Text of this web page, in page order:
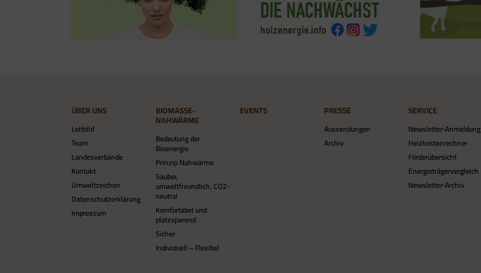
ÜBER UNS
Leitbild
Team
Landesverbände
Kontakt
Umweltzeichen
Datenschutzerklärung
Impressum
BIOMASSE-
NAHWÄRME
Bedeutung der
Bioenergie
Prinzip Nahwärme
Sauber,
umweltfreundlich, CO2-
neutral
Komfortabel und
platzsparend
Sicher
Individuell – Flexibel
EVENTS PRESSE
Aussendungen
Archiv
SERVICE
Newsletter-Anmeldung
Heizkostenrechner
Förderübersicht
Energieträgervergleich
Newsletter-Archiv